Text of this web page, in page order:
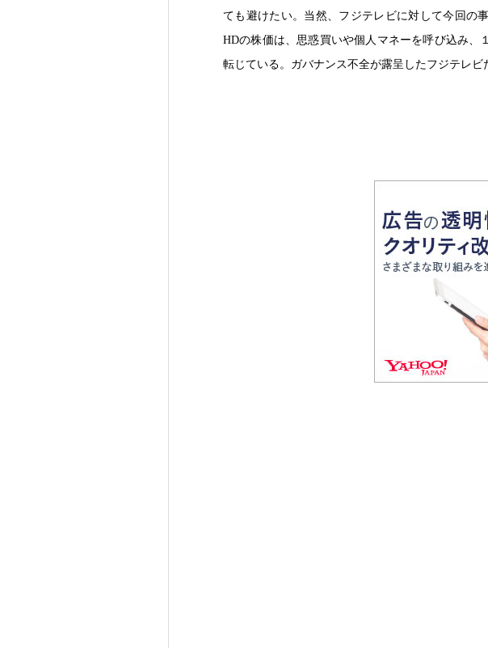
ても避けたい。当然、フジテレビに対して今回の
HDの株価は、思惑買いや個人マネーを呼び込み、
転じている。ガバナンス不全が露呈したフジテレビ